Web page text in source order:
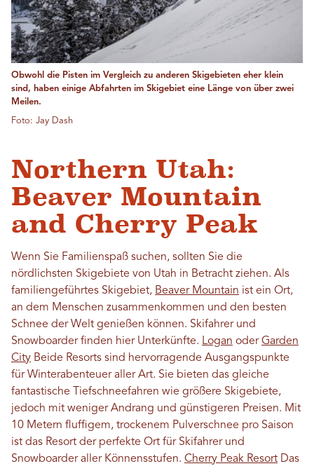
Obwohl die Pisten im Vergleich zu anderen Skigebieten eher klein
sind, haben einige Abfahrten im Skigebiet eine Länge von über zwei
Meilen.
Foto: Jay Dash
Northern Utah:
Beaver Mountain
and Cherry Peak
Wenn Sie Familienspaß suchen, sollten Sie die
nördlichsten Skigebiete von Utah in Betracht ziehen. Als
familiengeführtes Skigebiet, Beaver Mountain ist ein Ort,
an dem Menschen zusammenkommen und den besten
Schnee der Welt genießen können. Skifahrer und
Snowboarder finden hier Unterkünfte. Logan oderGarden
City Beide Resorts sind hervorragende Ausgangspunkte
für Winterabenteuer aller Art. Sie bieten das gleiche
fantastische Tiefschneefahren wie größere Skigebiete,
jedoch mit weniger Andrang und günstigeren Preisen. Mit
10 Metern fluffigem, trockenem Pulverschnee pro Saison
ist das Resort der perfekte Ort für Skifahrer und
Snowboarder aller Könnensstufen. Cherry Peak Resort Das